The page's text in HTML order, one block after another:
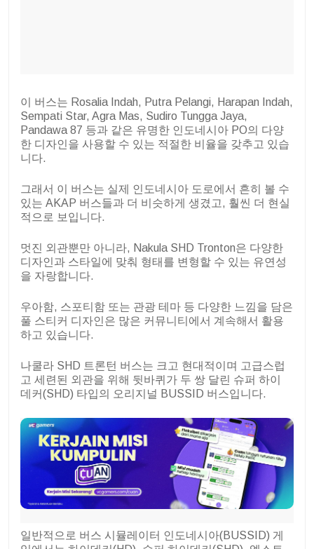
이 버스는 Rosalia Indah, Putra Pelangi, Harapan Indah,
Sempati Star, Agra Mas, Sudiro Tungga Jaya,
Pandawa 87 등과 같은 유명한 인도네시아 PO의 다양
한 디자인을 사용할 수 있는 적절한 비율을 갖추고 있습
니다.
그래서 이 버스는 실제 인도네시아 도로에서 흔히 볼 수
있는 AKAP 버스들과 더 비슷하게 생겼고, 훨씬 더 현실
적으로 보입니다.
멋진 외관뿐만 아니라, Nakula SHD Tronton은 다양한
디자인과 스타일에 맞춰 형태를 변형할 수 있는 유연성
을 자랑합니다.
우아함, 스포티함 또는 관광 테마 등 다양한 느낌을 담은
풀 스티커 디자인은 많은 커뮤니티에서 계속해서 활용
하고 있습니다.
나쿨라 SHD 트론턴 버스는 크고 현대적이며 고급스럽
고 세련된 외관을 위해 뒷바퀴가 두 쌍 달린 슈퍼 하이
데커(SHD) 타입의 오리지널 BUSSID 버스입니다.
일반적으로 버스 시뮬레이터 인도네시아(BUSSID) 게